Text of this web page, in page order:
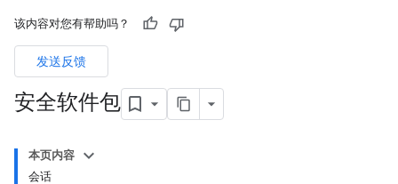
该内容对您有帮助吗？
发送反馈
安全软件包
本页内容
会话